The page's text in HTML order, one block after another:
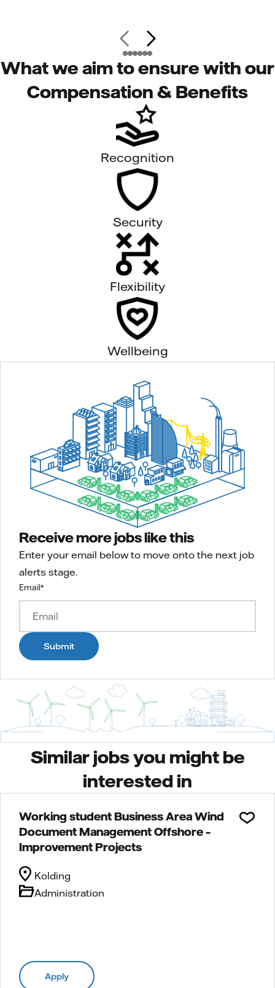
What we aim to ensure with our
Compensation & Benefits
Recognition
Security
Flexibility
Wellbeing
Receive more jobs like this
Enter your email below to move onto the next job
alerts stage.
Email*
Submit
Similar jobs you might be
interested in
Working student Business Area Wind
Document Management Offshore –
Improvement Projects
Administration
Kolding
Apply